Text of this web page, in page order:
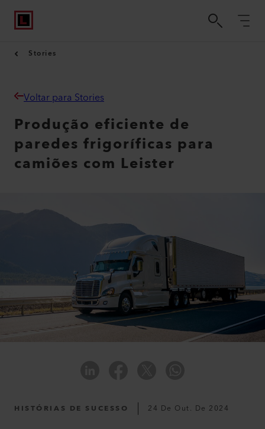
Stories
Voltar para Stories
Produção eficiente de
paredes frigoríficas para
camiões com Leister
HISTÓRIAS DE SUCESSO 24 De Out. De 2024